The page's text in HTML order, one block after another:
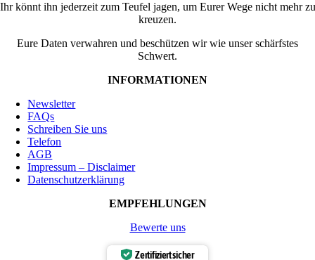
Ihr könnt ihn jederzeit zum Teufel jagen, um Eurer Wege nicht mehr zu
kreuzen.
Eure Daten verwahren und beschützen wir wie unser schärfstes
Schwert.
INFORMATIONEN
Newsletter
FAQs
Schreiben Sie uns
Telefon
AGB
Impressum – Disclaimer
Datenschutzerklärung
EMPFEHLUNGEN
Bewerte uns
Zertifiziert sicher